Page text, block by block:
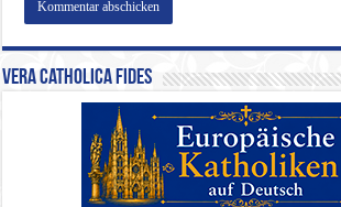
Vera Catholica Fides